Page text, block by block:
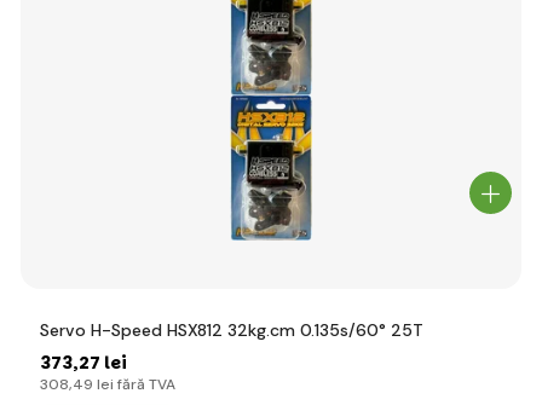
Servo H-Speed HSX812 32kg.cm 0.135s/60° 25T
373,27 lei
308,49 lei fără TVA